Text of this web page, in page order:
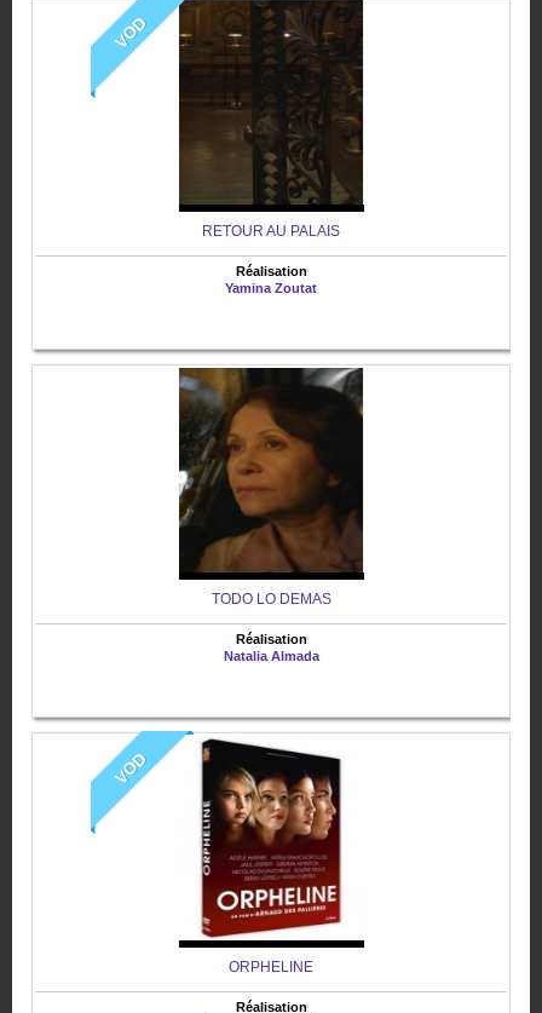
VOD
RETOUR AU PALAIS
Réalisation
Yamina Zoutat
TODO LO DEMAS
Réalisation
Natalia Almada
VOD
ORPHELINE
Réalisation